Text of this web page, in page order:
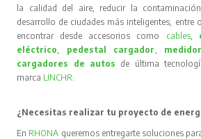
la calidad del aire, reducir la
desarrollo de ciudades más inteligentes, entre
encontrar desde accesorios como cables,
eléctrico
pedestal cargador
cargadores de autos de última
marca LINCHR
¿Necesitas realizar tu proyecto de
En RHONA queremos entregarte soluciones